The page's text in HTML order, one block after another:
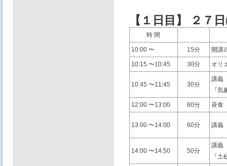
【１⽇目】 ２７
時 間
10:00 〜 15分 開講
10:15 〜10:45 30分 オリ
10:45 〜11:45 30分
講義
『
12:00 〜13:00 60分 昼⾷
13:00 〜14:00 60分 講義
14:00 〜14:50 50分
講義
『